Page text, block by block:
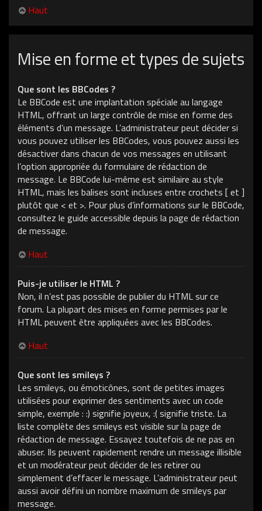
Haut
Mise en forme et types de sujets
Que sont les BBCodes ?
Le BBCode est une implantation spéciale au langage
HTML, offrant un large contrôle de mise en forme des
éléments d’un message. L’administrateur peut décider si
vous pouvez utiliser les BBCodes, vous pouvez aussi les
désactiver dans chacun de vos messages en utilisant
l’option appropriée du formulaire de rédaction de
message. Le BBCode lui-même est similaire au style
HTML, mais les balises sont incluses entre crochets [ et ]
plutôt que < et >. Pour plus d’informations sur le BBCode,
consultez le guide accessible depuis la page de rédaction
de message.
Haut
Puis-je utiliser le HTML ?
Non, il n’est pas possible de publier du HTML sur ce
forum. La plupart des mises en forme permises par le
HTML peuvent être appliquées avec les BBCodes.
Haut
Que sont les smileys ?
Les smileys, ou émoticônes, sont de petites images
utilisées pour exprimer des sentiments avec un code
simple, exemple : :) signifie joyeux, :( signifie triste. La
liste complète des smileys est visible sur la page de
rédaction de message. Essayez toutefois de ne pas en
abuser. Ils peuvent rapidement rendre un message illisible
et un modérateur peut décider de les retirer ou
simplement d’effacer le message. L’administrateur peut
aussi avoir défini un nombre maximum de smileys par
message.